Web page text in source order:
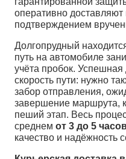
оперативно доставляют
подтверждением
Долгопрудный
путь на автомобиле
учёта пробок. Успешная
скорость пути: нужно
забор отправления,
завершение маршрута,
пеший этап. Весь
среднем от 3 до 5
качество и надёжность